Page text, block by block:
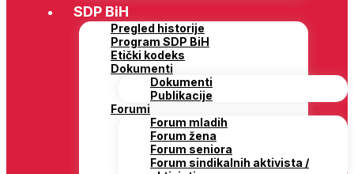
SDP BiH
Pregled historije
Program SDP BiH
Etički kodeks
Dokumenti
Dokumenti
Publikacije
Forumi
Forum mladih
Forum žena
Forum seniora
Forum sindikalnih aktivista /